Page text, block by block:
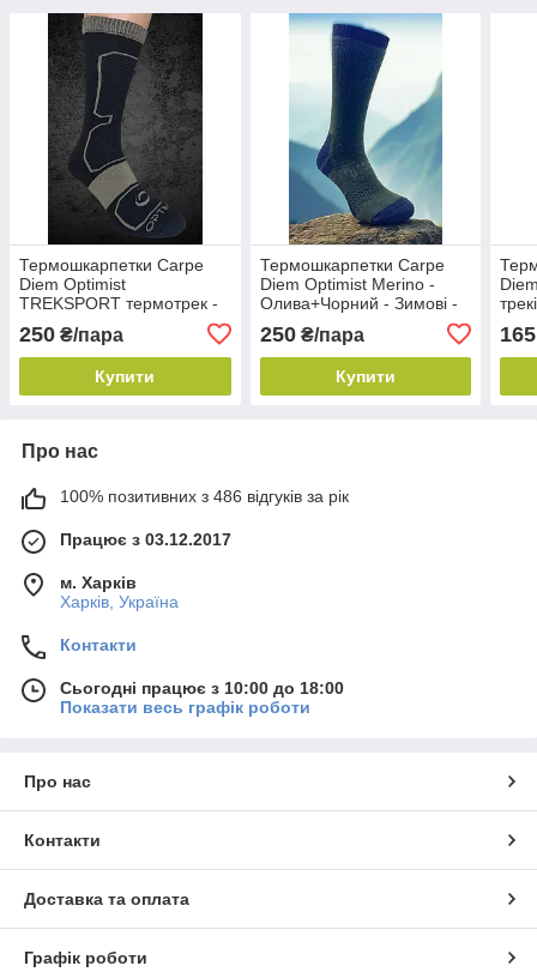
Термошкарпетки Carpe
Diem Optimist
TREKSPORT термотрек -
38-40
250 ₴/пара
Купити
Термошкарпетки Carpe
Diem Optimist Merino -
Олива+Чорний - Зимові -
250₴/пара
Купити
165
Про нас
100% позитивних з 486 відгуків за рік
Працює з 03.12.2017
м. Харків
Харків, Україна
Контакти
Сьогодні працює з 10:00 до 18:00
Показати весь графік роботи
Про нас
Контакти
Доставка та оплата
Графік роботи